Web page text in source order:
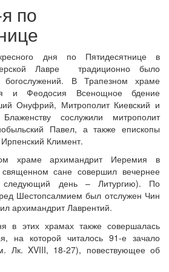
Веб-камеры
трансляции
трансляции
трансляции
трансляции
трансляции
трансляции
трансляции
по
дня по Пятидесятнице в
Лавре традиционно было
богослужений. В Трапезном храме
и Феодосия Всенощное бдение
Онуфрий, Митрополит Киевский и
сослужили митрополит
Павел, а также епископы
Климент.
храме архимандрит Иеремия в
сане совершил вечернее
следующий день – Литургию). По
Шестопсалмием был отслужен Чин
архимандрит Лаврентий.
в этих храмах также совершалась
на которой читалось 91-е зачало
Лк. XVIII, 18-27), повествующее об